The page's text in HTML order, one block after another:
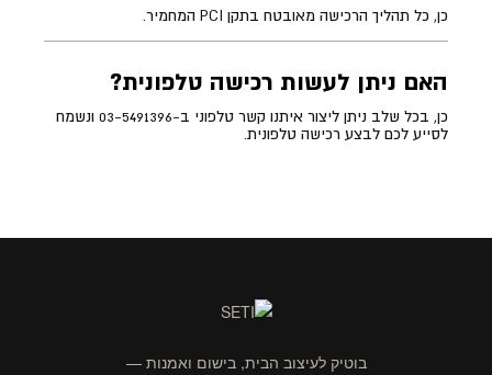
כן, כל תהליך הרכישה מאובטח בתקן PCI המחמיר.
האם ניתן לעשות רכישה טלפונית?
כן, בכל שלב ניתן ליצור איתנו קשר טלפוני ב-03-5491396 ונשמח
לסייע לכם לבצע רכישה טלפונית.
בוטיק לעיצוב הבית, בישום ואמנות —